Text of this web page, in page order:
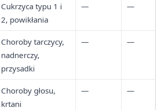
Cukrzyca typu 1 i
2, powikłania
— —
Choroby tarczycy,
nadnerczy,
przysadki
— —
Choroby głosu,
krtani
— —